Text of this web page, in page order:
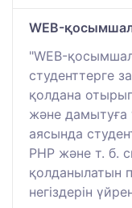
WEB-
"WEB-
студенттерге
қолдана
және дамытуға
аясында
PHP және т. б.
қолданылатын
негіздерін